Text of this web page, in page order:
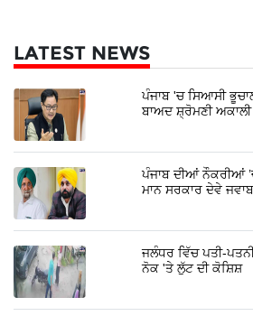
LATEST NEWS
ਪੰਜਾਬ 'ਚ ਸਿਆਸੀ
ਬਾਅਦ ਸ਼੍ਰੋਮਣੀ
ਪੰਜਾਬ ਦੀਆਂ ਨੌਕਰੀਆਂ
ਮਾਨ ਸਰਕਾਰ ਦੇਵੇ
ਜਲੰਧਰ ਵਿੱਚ ਪਤੀ-
ਨੋਕ 'ਤੇ ਲੁੱਟ ਦੀ ਕੋਸ਼ਿਸ਼